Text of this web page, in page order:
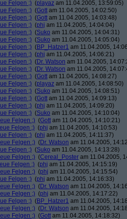
Felgen ;) (playaz am 11.04.2005, 13:59:05)
Felgen ;) (Gott am 11.04.2005, 14:02:50)
Felgen ;) (Gott am 11.04.2005, 14:03:48)
Felgen ;) (phj am 11.04.2005, 14:04:04)
Felgen ;) (Suko am 11.04.2005, 14:04:31)
Felgen ;) (Suko am 11.04.2005, 14:05:04)
Felgen ;) (BP_Hatzer1 am 11.04.2005,
Felgen ;) (phj am 11.04.2005, 14:06:21)
Felgen ;) (Dr. Watson am 11.04.2005,
Felgen ;) (Dr. Watson am 11.04.2005,
Felgen ;) (Gott am 11.04.2005, 14:08:27)
Felgen ;) (playaz am 11.04.2005, 14:08:50)
Felgen ;) (Suko am 11.04.2005, 14:08:51)
Felgen ;) (Gott am 11.04.2005, 14:09:13)
Felgen ;) (phj am 11.04.2005, 14:09:20)
Felgen ;) (Suko am 11.04.2005, 14:10:04)
Felgen ;) (Gott am 11.04.2005, 14:10:21)
Felgen ;) (phj am 11.04.2005, 14:10:53)
Felgen ;) (phj am 11.04.2005, 14:11:37)
Felgen ;) (Dr. Watson am 11.04.2005,
Felgen ;) (Suko am 11.04.2005, 14:13:28)
Felgen ;) (Cereal_Poster am 11.04.2005,
Felgen ;) (phj am 11.04.2005, 14:15:19)
Felgen ;) (phj am 11.04.2005, 14:15:54)
Felgen ;) (phj am 11.04.2005, 14:16:33)
Felgen ;) (Dr. Watson am 11.04.2005,
Felgen ;) (phj am 11.04.2005, 14:17:22)
Felgen ;) (BP_Hatzer1 am 11.04.2005,
Felgen ;) (Dr. Watson am 11.04.2005,
Felgen ;) (Gott am 11.04.2005, 14:18:32)